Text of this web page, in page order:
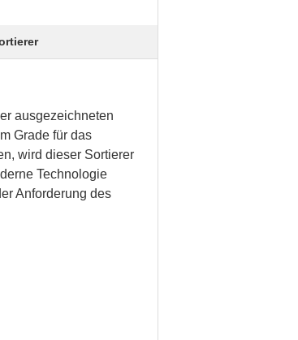
ausgezeichneten
Grade für das
wird dieser Sortierer
Technologie
Anforderung des